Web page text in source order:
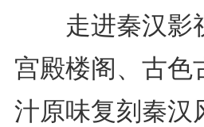
走进秦汉影
宫殿楼阁、古色
汁原味复刻秦汉